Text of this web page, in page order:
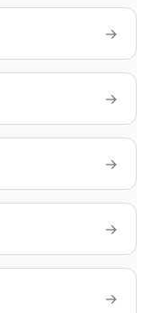
→
→
→
→
→